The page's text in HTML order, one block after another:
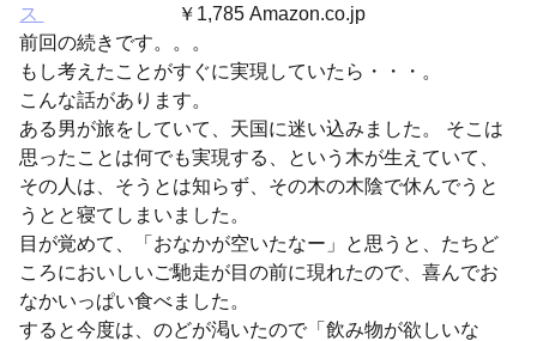
ス
￥1,785 Amazon.co.jp
前回の続きです。。。
もし考えたことがすぐに実現していたら・・・。
こんな話があります。
ある男が旅をしていて、天国に迷い込みました。 そこは
思ったことは何でも実現する、という木が生えていて、
その人は、そうとは知らず、その木の木陰で休んでうと
うとと寝てしまいました。
目が覚めて、「おなかが空いたなー」と思うと、たちど
ころにおいしいご馳走が目の前に現れたので、喜んでお
なかいっぱい食べました。
すると今度は、のどが渇いたので「飲み物が欲しいな